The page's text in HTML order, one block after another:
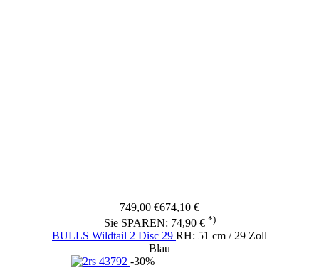
749,00 €674,10 €
Sie SPAREN: 74,90 € *)
BULLS Wildtail 2 Disc 29 RH: 51 cm / 29 Zoll
Blau
-30%